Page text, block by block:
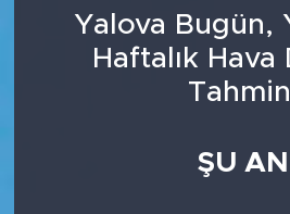
Yalova Bugün,
Haftalık Hava
ŞU AN